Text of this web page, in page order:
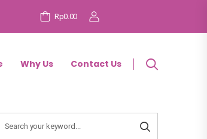
Rp0.00
Why Us Contact Us